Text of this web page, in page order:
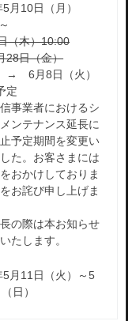
みごと
ナーからチャッ
ます。
悩みごと
ナーからチャッ
月10日（月）
（木）10:00
28日（金）
→ 6月8日（火）
定
事業者におけるシ
ンテナンス延長に
予定期間を変更い
た。お客さまには
おかけしておりま
お詫び申し上げま
の際は本お知らせ
たします。
5月11日（火）～5
日）